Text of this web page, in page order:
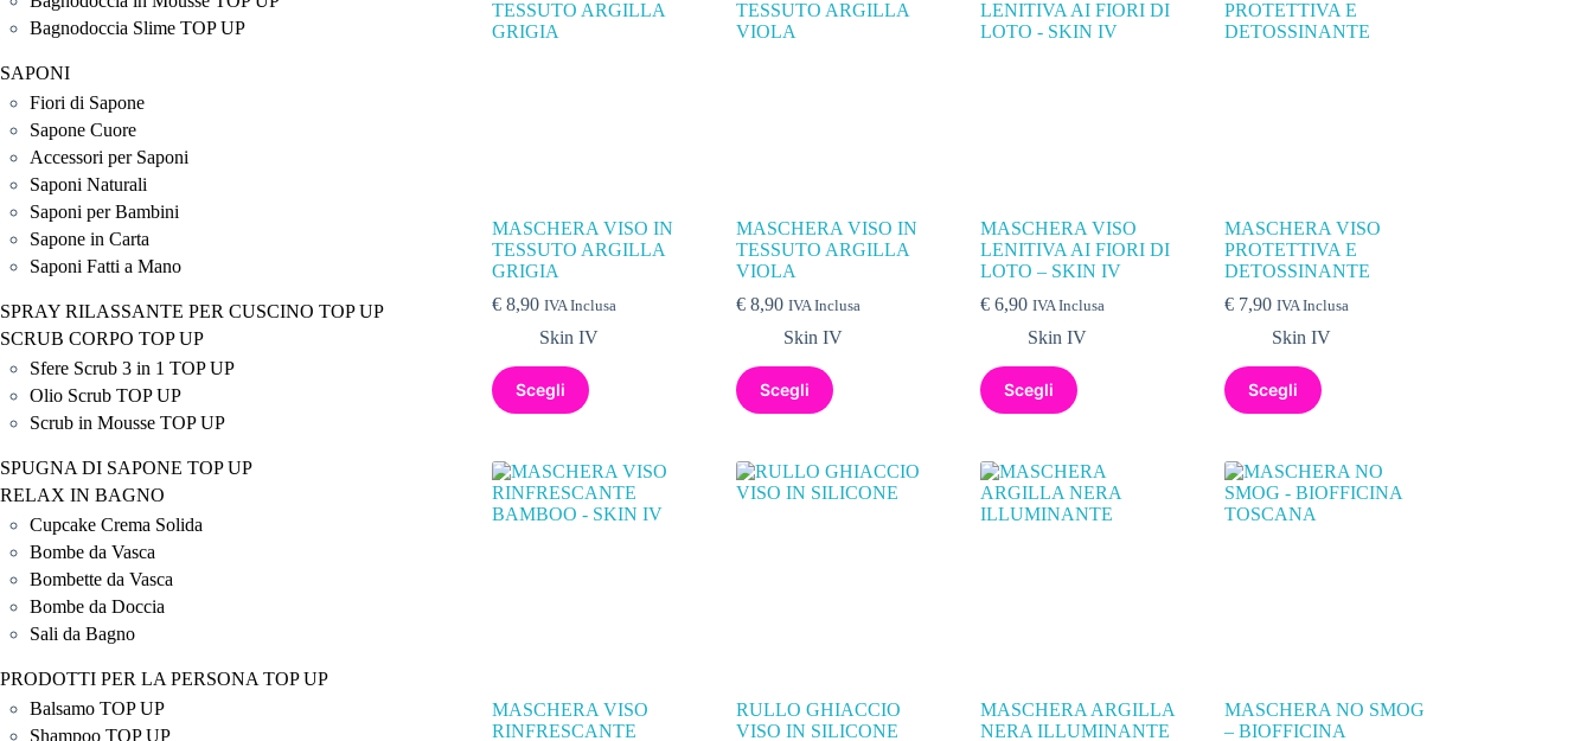
MASCHERA VISO IN
TESSUTO ARGILLA
GRIGIA
€8,90 IVA Inclusa
Skin IV
Scegli
MASCHERA VISO IN
TESSUTO ARGILLA
VIOLA
€ 8,90 IVA Inclusa
Skin IV
Scegli
MASCHERA VISO
LENITIVA AI FIORI DI
LOTO – SKIN IV
€ 6,90 IVA Inclusa
Skin IV
Scegli
MASCHERA VISO
PROTETTIVA E
DETOSSINANTE
€ 7,90 IVA Inclusa
Skin IV
Scegli
MASCHERA VISO
RINFRESCANTE
RULLO GHIACCIO
VISO IN SILICONE
MASCHERA ARGILLA
NERA ILLUMINANTE
MASCHERA NO SMOG
– BIOFFICINA
Bagnodoccia Slime TOP UP
SAPONI
Fiori di Sapone
Sapone Cuore
Accessori per Saponi
Saponi Naturali
Saponi per Bambini
Sapone in Carta
Saponi Fatti a Mano
SPRAY RILASSANTE PER CUSCINO TOP UP
SCRUB CORPO TOP UP
Sfere Scrub 3 in 1 TOP UP
Olio Scrub TOP UP
Scrub in Mousse TOP UP
SPUGNA DI SAPONE TOP UP
RELAX IN BAGNO
Cupcake Crema Solida
Bombe da Vasca
Bombette da Vasca
Bombe da Doccia
Sali da Bagno
PRODOTTI PER LA PERSONA TOP UP
Balsamo TOP UP
Shampoo TOP UP